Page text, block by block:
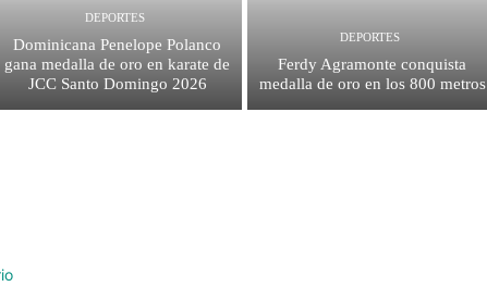
DEPORTES
Dominicana Penelope Polanco
gana medalla de oro en karate de
JCC Santo Domingo 2026
DEPORTES
Ferdy Agramonte conquista
medalla de oro en los 800 metros